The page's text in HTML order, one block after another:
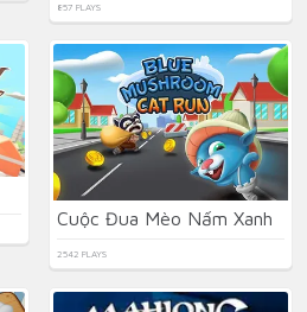
857 PLAYS
Cuộc Đua Mèo Nấm Xanh
2542 PLAYS